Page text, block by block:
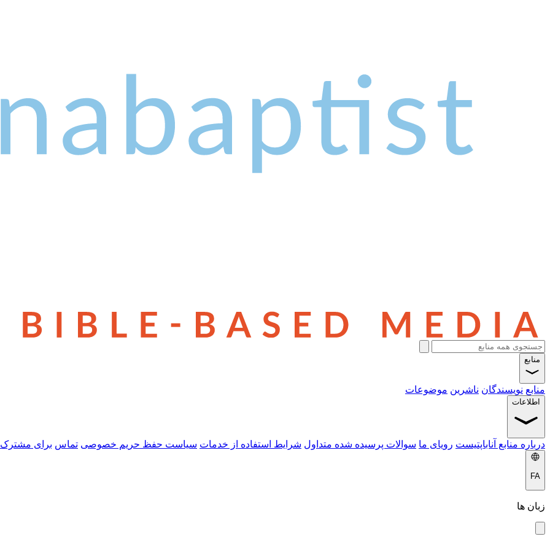
منابع
منابع نویسندگان ناشرین موضوعات
اطلاعات
درباره منابع آناباپتیست رویای ما سوالات پرسیده شده متداول شرایط استفاده از خدمات سیاست حفظ حریم خصوصی تماس برای
FA
زبان ها